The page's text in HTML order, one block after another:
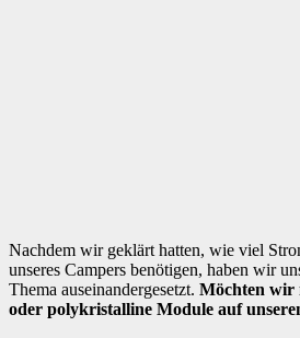
Nachdem wir geklärt hatten, wie viel
unseres Campers benötigen, haben wir
Thema auseinandergesetzt. Möchten wir
oder polykristalline Module auf